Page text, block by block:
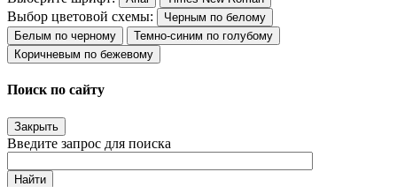
Выбор цветовой схемы:
Черным по белому
Белым по черному
Темно-синим по голубому
Коричневым по бежевому
Поиск по сайту
Закрыть
Введите запрос для поиска
Найти